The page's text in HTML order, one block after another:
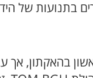
בתנועות של
בהאקתון,